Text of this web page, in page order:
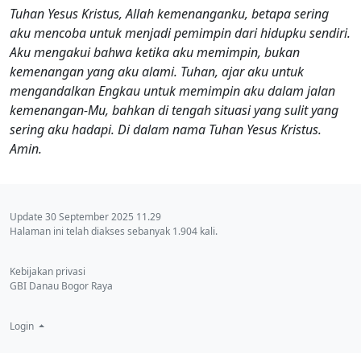
Tuhan Yesus Kristus, Allah kemenanganku, betapa sering
aku mencoba untuk menjadi pemimpin dari hidupku sendiri.
Aku mengakui bahwa ketika aku memimpin, bukan
kemenangan yang aku alami. Tuhan, ajar aku untuk
mengandalkan Engkau untuk memimpin aku dalam jalan
kemenangan-Mu, bahkan di tengah situasi yang sulit yang
sering aku hadapi. Di dalam nama Tuhan Yesus Kristus.
Amin.
Update 30 September 2025 11.29
Halaman ini telah diakses sebanyak 1.904 kali.
Kebijakan privasi
GBI Danau Bogor Raya
Login